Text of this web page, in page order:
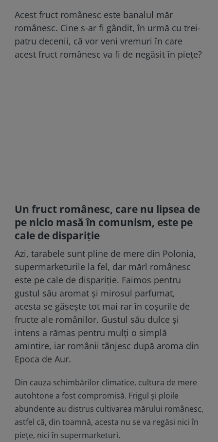
Acest fruct românesc este banalul măr
românesc. Cine s-ar fi gândit, în urmă cu trei-
patru decenii, că vor veni vremuri în care
acest fruct românesc va fi de negăsit în piețe?
Un fruct românesc, care nu lipsea de
pe nicio masă în comunism, este pe
cale de dispariție
Azi, tarabele sunt pline de mere din Polonia,
supermarketurile la fel, dar mărl românesc
este pe cale de dispariție. Faimos pentru
gustul său aromat și mirosul parfumat,
acesta se găsește tot mai rar în coșurile de
fructe ale românilor. Gustul său dulce și
intens a rămas pentru mulți o simplă
amintire, iar românii tânjesc după aroma din
Epoca de Aur.
Din cauza schimbărilor climatice, cultura de mere
autohtone a fost compromisă. Frigul și ploile
abundente au distrus cultivarea mărului românesc,
astfel că, din toamnă, acesta nu se va regăsi nici în
piețe, nici în supermarketuri.